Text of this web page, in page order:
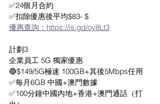
✅24個月合約
✅扣除優惠後平均$83- $
優惠查詢：https://is.gd/oy8Lt3
計劃3
企業員工 5G 獨家優惠
🔵$149/5G極速 100GB+其後5Mbps任用
✅每月6GB 中國+澳門數據
✅100分鐘中國內地+香港+澳門通話（打